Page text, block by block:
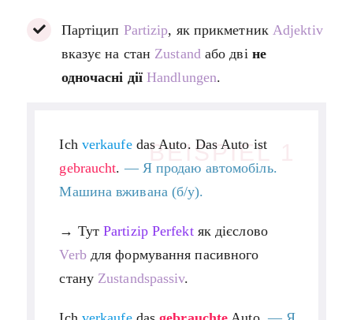
Партіцип Partizip, як прикметник Adjektiv
вказує на стан Zustand або дві не
одночасні дії Handlungen.
BEISPIEL 1
Ich verkaufedas Auto. Das Auto ist
gebraucht. —Я продаю автомобіль.
Машина вживана (б/у).
→ ТутPartizip Perfektяк дієслово
Verbдля формування пасивного
стану Zustandspassiv.